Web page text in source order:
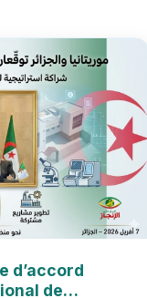
d’accord
de